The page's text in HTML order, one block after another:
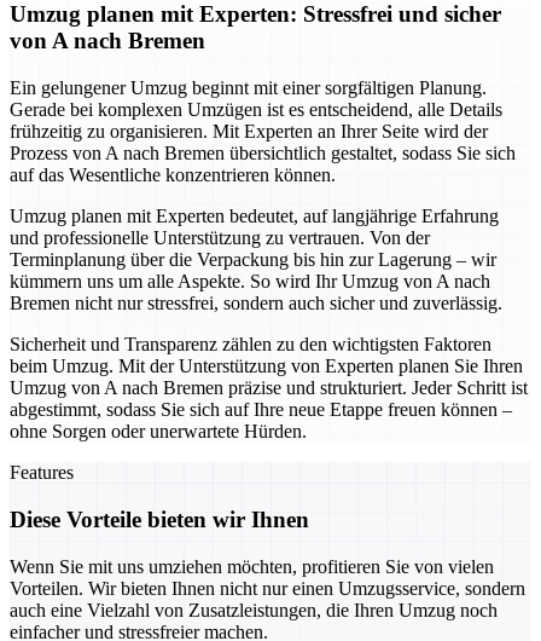
Umzug planen mit Experten: Stressfrei und sicher
von A nach Bremen
Ein gelungener Umzug beginnt mit einer sorgfältigen Planung.
Gerade bei komplexen Umzügen ist es entscheidend, alle Details
frühzeitig zu organisieren. Mit Experten an Ihrer Seite wird der
Prozess von A nach Bremen übersichtlich gestaltet, sodass Sie sich
auf das Wesentliche konzentrieren können.
Umzug planen mit Experten bedeutet, auf langjährige Erfahrung
und professionelle Unterstützung zu vertrauen. Von der
Terminplanung über die Verpackung bis hin zur Lagerung – wir
kümmern uns um alle Aspekte. So wird Ihr Umzug von A nach
Bremen nicht nur stressfrei, sondern auch sicher und zuverlässig.
Sicherheit und Transparenz zählen zu den wichtigsten Faktoren
beim Umzug. Mit der Unterstützung von Experten planen Sie Ihren
Umzug von A nach Bremen präzise und strukturiert. Jeder Schritt ist
abgestimmt, sodass Sie sich auf Ihre neue Etappe freuen können –
ohne Sorgen oder unerwartete Hürden.
Features
Diese Vorteile bieten wir Ihnen
Wenn Sie mit uns umziehen möchten, profitieren Sie von vielen
Vorteilen. Wir bieten Ihnen nicht nur einen Umzugsservice, sondern
auch eine Vielzahl von Zusatzleistungen, die Ihren Umzug noch
einfacher und stressfreier machen.